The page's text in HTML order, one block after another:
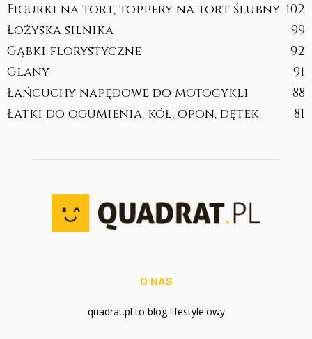
Figurki na tort, toppery na tort ślubny 102
Łożyska silnika
99
Gąbki florystyczne
92
Glany
91
Łańcuchy napędowe do motocykli
88
Łatki do ogumienia, kół, opon, dętek
81
O NAS
quadrat.pl to blog lifestyle'owy